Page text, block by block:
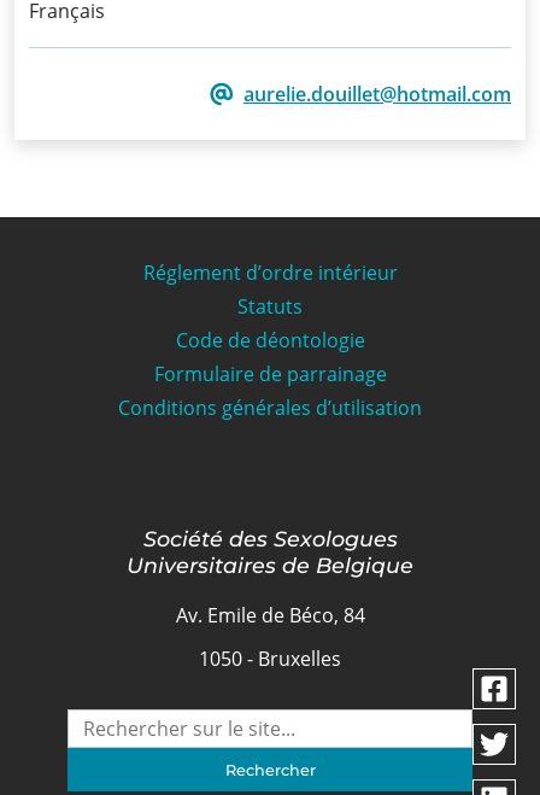
d’emploi/
Stage
Français
aurelie.douillet@hotmail.com
Réglement d’ordre intérieur
Statuts
Code de déontologie
Formulaire de parrainage
Conditions générales d’utilisation
Société des Sexologues
Universitaires de Belgique
Av. Emile de Béco, 84
1050 - Bruxelles